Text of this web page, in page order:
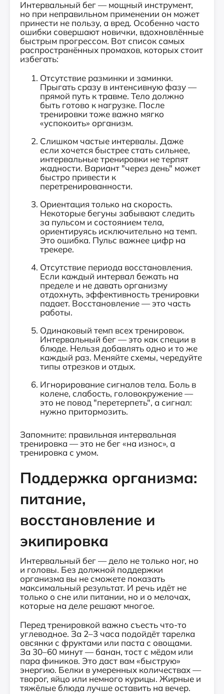
Интервальный бег — мощный инструмент,
но при неправильном применении он может
принести не пользу, а вред. Особенно часто
ошибки совершают новички, вдохновлённые
быстрым прогрессом. Вот список самых
распространённых промахов, которых стоит
избегать:
Отсутствие разминки и заминки.
Прыгать сразу в интенсивную фазу —
прямой путь к травме. Тело должно
быть готово к нагрузке. После
тренировки тоже важно мягко
«успокоить» организм.
Слишком частые интервалы. Даже
если хочется быстрее стать сильнее,
интервальные тренировки не терпят
жадности. Вариант "через день" может
быстро привести к
перетренированности.
Ориентация только на скорость.
Некоторые бегуны забывают следить
за пульсом и состоянием тела,
ориентируясь исключительно на темп.
Это ошибка. Пульс важнее цифр на
трекере.
Отсутствие периода восстановления.
Если каждый интервал бежать на
пределе и не давать организму
отдохнуть, эффективность тренировки
падает. Восстановление — это часть
работы.
Одинаковый темп всех тренировок.
Интервальный бег — это как специи в
блюде. Нельзя добавлять одно и то же
каждый раз. Меняйте схемы, чередуйте
типы отрезков и отдых.
Игнорирование сигналов тела. Боль в
колене, слабость, головокружение —
это не повод "перетерпеть", а сигнал:
нужно притормозить.
Запомните: правильная интервальная
тренировка — это не бег «на износ», а
тренировка с умом.
Поддержка организма:
питание,
восстановление и
экипировка
Интервальный бег — дело не только ног, но
и головы. Без должной поддержки
организма вы не сможете показать
максимальный результат. И речь идёт не
только о сне или питании, но и о мелочах,
которые на деле решают многое.
Перед тренировкой важно съесть что-то
углеводное. За 2–3 часа подойдёт тарелка
овсянки с фруктами или паста с овощами.
За 30–60 минут — банан, тост с мёдом или
пара фиников. Это даст вам «быструю»
энергию. Белки в умеренных количествах —
творог, яйцо или немного курицы. Жирные и
тяжёлые блюда лучше оставить на вечер.